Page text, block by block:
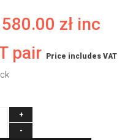
580.00 zł inc
pair
Price includes VAT